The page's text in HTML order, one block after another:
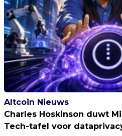
Altcoin Nieuws
Charles Hoskinson duwt
Tech-tafel voor